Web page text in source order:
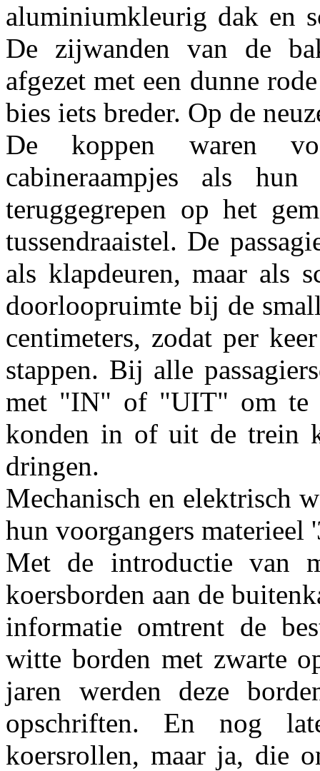
aluminiumkleurig dak en
De zijwanden van de
afgezet met een dunne
bies iets breder. Op de
De koppen waren
cabineraampjes als
teruggegrepen op het
tussendraaistel. De
als klapdeuren, maar als
doorloopruimte bij de
centimeters, zodat per
stappen. Bij alle
met "IN" of "UIT" om te
konden in of uit de trein
dringen.
Mechanisch en elektrisch
hun voorgangers materieel
Met de introductie van
koersborden aan de
informatie omtrent de
witte borden met zwarte
jaren werden deze
opschriften. En nog
koersrollen, maar ja, die